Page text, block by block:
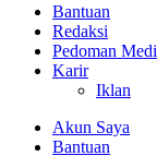
Bantuan
Redaksi
Pedoman
Karir
Iklan
Akun Saya
Bantuan